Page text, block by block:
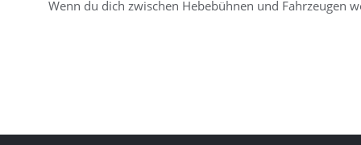
Wenn du dich zwischen Hebebühnen und Fahrzeugen